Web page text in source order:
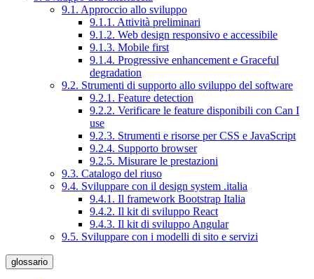
9.1. Approccio allo sviluppo
9.1.1. Attività preliminari
9.1.2. Web design responsivo e accessibile
9.1.3. Mobile first
9.1.4. Progressive enhancement e Graceful
degradation
9.2. Strumenti di supporto allo sviluppo del software
9.2.1. Feature detection
9.2.2. Verificare le feature disponibili con Can I
use
9.2.3. Strumenti e risorse per CSS e JavaScript
9.2.4. Supporto browser
9.2.5. Misurare le prestazioni
9.3. Catalogo del riuso
9.4. Sviluppare con il design system .italia
9.4.1. Il framework Bootstrap Italia
9.4.2. Il kit di sviluppo React
9.4.3. Il kit di sviluppo Angular
9.5. Sviluppare con i modelli di sito e servizi
glossario